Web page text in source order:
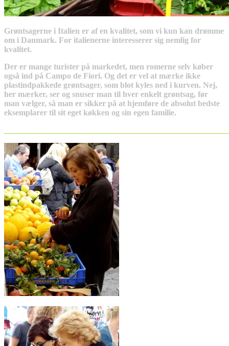
Grøntsagerne i Italien er af en kvalitet, som vi kun kan drømme
om i Danmark. For italienerne interesserer sig nemlig for
kvalitet.
Der er mange turister på markedet, men romerne selv køber
også ind på Campo de Fiori. Og det er vel at mærke ikke
plastindpakkede grøntsager, som blot kyles ned i kurven. Nej,
her mærker, ser og snuser man til hver enkelt grøntsag, før
man vælger, så man er sikker på at hjemføre de absolut bedste
eksemplarer til sit eget køkken og sin egen familie.